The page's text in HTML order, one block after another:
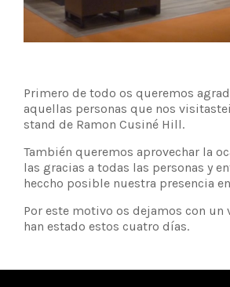
Primero de todo os queremos
aquellas personas que nos
stand de Ramon Cusiné Hill.
También queremos aprovechar la
las gracias a todas las personas y
heccho posible nuestra presencia
Por este motivo os dejamos con un
han estado estos cuatro días.